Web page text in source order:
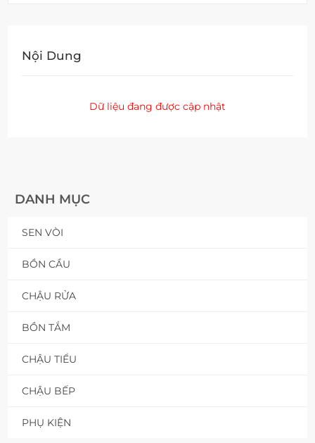
DANH MỤC
SEN VÒI
BỒN CẦU
CHẬU RỬA
BỒN TẮM
CHẬU TIỂU
CHẬU BẾP
PHỤ KIỆN
Nội Dung
Dữ liệu đang được cập nhật